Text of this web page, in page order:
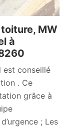
MW
à
est conseillé
. Ce
grâce à
; Les